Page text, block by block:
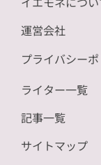
運営会社
プライバシー
ライター一覧
記事一覧
サイトマップ